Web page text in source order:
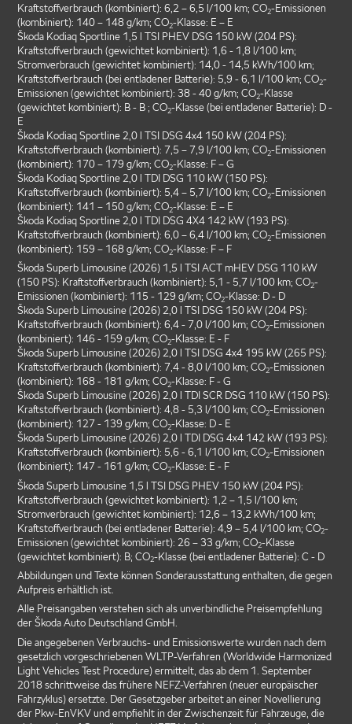
Kraftstoffverbrauch (kombiniert): 6,2 – 6,5 l/100 km; CO2-Emissionen
(kombiniert): 140 – 148 g/km; CO2-Klasse: E – E
Škoda Kodiaq Sportline 1,5 l TSI PHEV DSG 150 kW (204 PS):
Kraftstoffverbrauch (gewichtet kombiniert): 1,6 - 1,8 l/100 km;
Stromverbrauch (gewichtet kombiniert): 14,0 - 14,5 kWh/100 km;
Kraftstoffverbrauch (bei entladener Batterie): 5,9 - 6,1 l/100 km; CO2-
Emissionen (gewichtet kombiniert): 38 - 40 g/km; CO2-Klasse
(gewichtet kombiniert): B - B ; CO2-Klasse (bei entladener Batterie): D -
E
Škoda Kodiaq Sportline 2,0 l TSI DSG 4x4 150 kW (204 PS):
Kraftstoffverbrauch (kombiniert): 7,5 – 7,9 l/100 km; CO2-Emissionen
(kombiniert): 170 – 179 g/km; CO2-Klasse: F – G
Škoda Kodiaq Sportline 2,0 l TDI DSG 110 kW (150 PS):
Kraftstoffverbrauch (kombiniert): 5,4 – 5,7 l/100 km; CO2-Emissionen
(kombiniert): 141 – 150 g/km; CO2-Klasse: E – E
Škoda Kodiaq Sportline 2,0 l TDI DSG 4X4 142 kW (193 PS):
Kraftstoffverbrauch (kombiniert): 6,0 – 6,4 l/100 km; CO2-Emissionen
(kombiniert): 159 – 168 g/km; CO2-Klasse: F – F
Škoda Superb Limousine (2026) 1,5 l TSI ACT mHEV DSG 110 kW
(150 PS): Kraftstoffverbrauch (kombiniert): 5,1 - 5,7 l/100 km; CO2-
Emissionen (kombiniert): 115 - 129 g/km; CO2-Klasse: D - D
Škoda Superb Limousine (2026) 2,0 l TSI DSG 150 kW (204 PS):
Kraftstoffverbrauch (kombiniert): 6,4 - 7,0 l/100 km; CO2-Emissionen
(kombiniert): 146 - 159 g/km; CO2-Klasse: E - F
Škoda Superb Limousine (2026) 2,0 l TSI DSG 4x4 195 kW (265 PS):
Kraftstoffverbrauch (kombiniert): 7,4 - 8,0 l/100 km; CO2-Emissionen
(kombiniert): 168 - 181 g/km; CO2-Klasse: F - G
Škoda Superb Limousine (2026) 2,0 l TDI SCR DSG 110 kW (150 PS):
Kraftstoffverbrauch (kombiniert): 4,8 - 5,3 l/100 km; CO2-Emissionen
(kombiniert): 127 - 139 g/km; CO2-Klasse: D - E
Škoda Superb Limousine (2026) 2,0 l TDI DSG 4x4 142 kW (193 PS):
Kraftstoffverbrauch (kombiniert): 5,6 - 6,1 l/100 km; CO2-Emissionen
(kombiniert): 147 - 161 g/km; CO2-Klasse: E - F
Škoda Superb Limousine 1,5 l TSI DSG PHEV 150 kW (204 PS):
Kraftstoffverbrauch (gewichtet kombiniert): 1,2 – 1,5 l/100 km;
Stromverbrauch (gewichtet kombiniert): 12,6 – 13,2 kWh/100 km;
Kraftstoffverbrauch (bei entladener Batterie): 4,9 – 5,4 l/100 km; CO2-
Emissionen (gewichtet kombiniert): 26 – 33 g/km; CO2-Klasse
(gewichtet kombiniert): B; CO2-Klasse (bei entladener Batterie): C - D
Abbildungen und Texte können Sonderausstattung enthalten, die gegen
Aufpreis erhältlich ist.
Alle Preisangaben verstehen sich als unverbindliche Preisempfehlung
der Škoda Auto Deutschland GmbH.
Die angegebenen Verbrauchs- und Emissionswerte wurden nach dem
gesetzlich vorgeschriebenen WLTP-Verfahren (Worldwide Harmonized
Light Vehicles Test Procedure) ermittelt, das ab dem 1. September
2018 schrittweise das frühere NEFZ-Verfahren (neuer europäischer
Fahrzyklus) ersetzte. Der Gesetzgeber arbeitet an einer Novellierung
der Pkw-EnVKV und empfiehlt in der Zwischenzeit für Fahrzeuge, die